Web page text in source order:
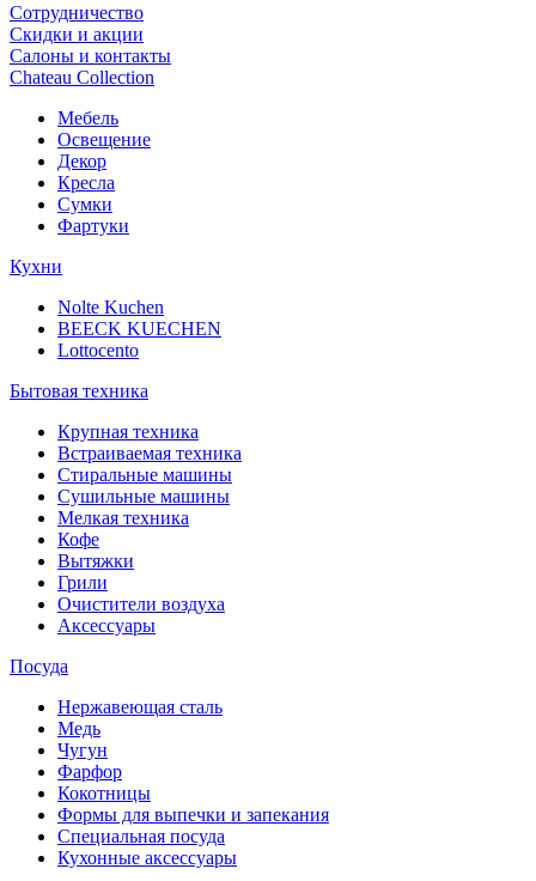
Сотрудничество
Скидки и акции
Салоны и контакты
Chateau Collection
Мебель
Освещение
Декор
Кресла
Сумки
Фартуки
Кухни
Nolte Kuchen
BEECK KUECHEN
Lottocento
Бытовая техника
Крупная техника
Встраиваемая техника
Стиральные машины
Сушильные машины
Мелкая техника
Кофе
Вытяжки
Грили
Очистители воздуха
Аксессуары
Посуда
Нержавеющая сталь
Медь
Чугун
Фарфор
Кокотницы
Формы для выпечки и запекания
Специальная посуда
Кухонные аксессуары